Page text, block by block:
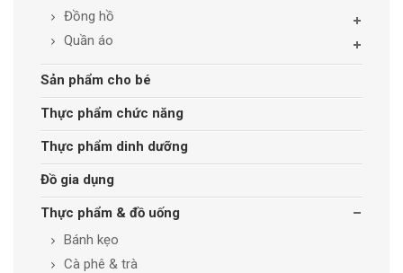
Đồng hồ
Quần áo
Sản phẩm cho bé
Thực phẩm chức năng
Thực phẩm dinh dưỡng
Đồ gia dụng
Thực phẩm & đồ uống
Bánh kẹo
Cà phê & trà